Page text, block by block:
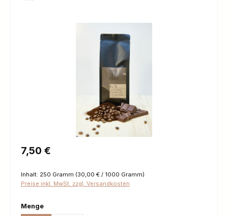
Regulärer Preis:
7,50 €
Inhalt: 250 Gramm (30,00 € / 1000 Gramm)
Preise inkl. MwSt. zzgl. Versandkosten
Mengeauswählen